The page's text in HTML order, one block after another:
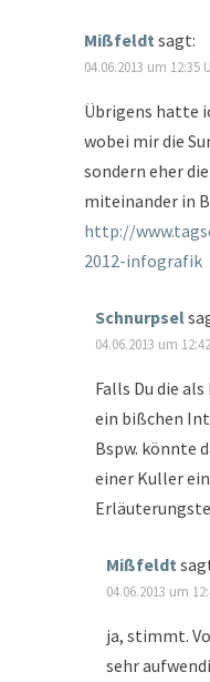
Mißfeldt sagt:
04.06.2013 um 12:35
Übrigens hatte
wobei mir die
sondern eher
miteinander in
http://
2012-infografik
Schnurpsel
04.06.2013 um
Falls Du die
ein bißchen
Bspw. könnte
einer Kuller
Mißfeldt
04.06.2013 um
ja, stimmt.
sehr